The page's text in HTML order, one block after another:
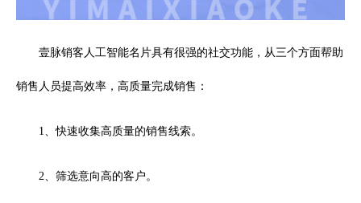
壹脉销客人工智能名片具有很强的社交功能，从三个方面帮助
销售人员提高效率，高质量完成销售：
1、快速收集高质量的销售线索。
2、筛选意向高的客户。